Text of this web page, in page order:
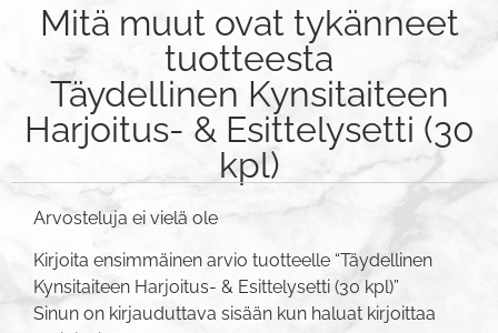
Mitä muut ovat tykänneet
tuotteesta
Täydellinen Kynsitaiteen
Harjoitus- & Esittelysetti (30
kpl)
Arvosteluja ei vielä ole
Kirjoita ensimmäinen arvio tuotteelle “Täydellinen
Kynsitaiteen Harjoitus- & Esittelysetti (30 kpl)”
Sinun on kirjauduttava sisään kun haluat kirjoittaa